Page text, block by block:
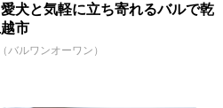
愛犬と気軽に立ち寄れるバルで乾
市
バルワンオーワン）